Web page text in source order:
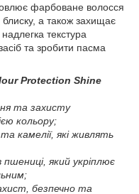
фарбоване волосся
а також захищає
текстура
та зробити пасма
Protection Shine
та захисту
кольору;
камелії, які живлять
який укріплює
безпечно та